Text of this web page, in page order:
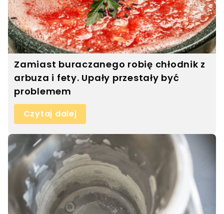
Zamiast buraczanego robię chłodnik z
arbuza i fety. Upały przestały być
problemem
Czytaj dalej